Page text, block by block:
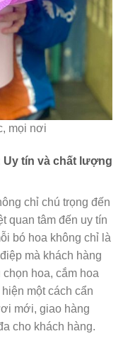
mọi nơi
Uy tín và chất lượng
chỉ chú trọng đến
quan tâm đến uy tín
bó hoa không chỉ là
mà khách hàng
hoa, cắm hoa
một cách cẩn
mới, giao hàng
cho khách hàng.